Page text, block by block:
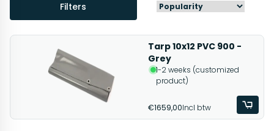
Filters
Tarp 10x12 PVC 900 -
Grey
1-2 weeks (customized
product)
€1659,00Incl btw